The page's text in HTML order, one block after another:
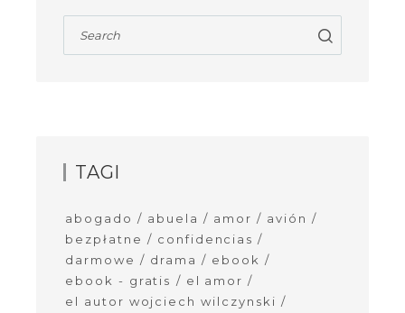
TAGI
abogado abuela amor
avión
bezpłatne
confidencias
darmowe
drama
ebook
ebook - gratis
el amor
el autor wojciech wilczynski